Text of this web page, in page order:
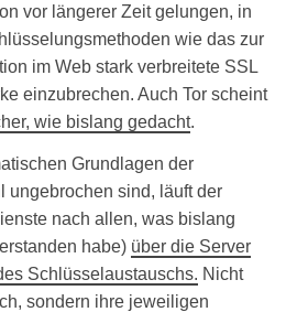
vor längerer Zeit gelungen, in
wie das zur
im Web stark verbreitete SSL
einzubrechen. Auch Tor scheint
wie bislang gedacht.
Grundlagen der
ungebrochen sind, läuft der
nach allen, was bislang
habe) über die Server
Schlüsselaustauschs. Nicht
sondern ihre jeweiligen